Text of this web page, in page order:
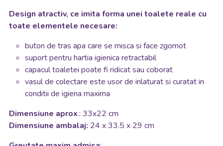
Design atractiv, ce imita forma unei toalete reale cu
toate elementele necesare:
buton de tras apa care se misca si face zgomot
suport pentru hartia igienica retractabil
capacul toaletei poate fi ridicat sau coborat
vasul de colectare este usor de inlaturat si curatat in
conditii de igiena maxima
Dimensiune aprox.: 33x22 cm
Dimensiune ambalaj: 24 x 33.5 x 29 cm